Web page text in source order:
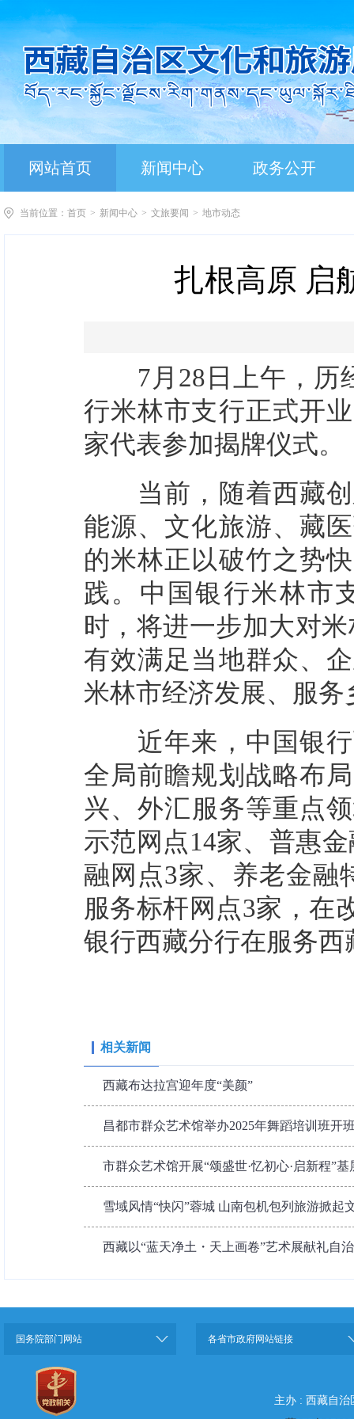
网站首页 新闻中心 政务公开
当前位置： 首页 > 新闻中心 > 文旅要闻 > 地市动态
扎根高原 启
7月28日上午，历经
行米林市支行正式开
家代表参加揭牌仪式。
当前，随着西藏创
能源、文化旅游、藏
的米林正以破竹之势
践。中国银行米林市
时，将进一步加大对
有效满足当地群众、
米林市经济发展、服
近年来，中国银行
全局前瞻规划战略布
兴、外汇服务等重点
示范网点14家、普惠
融网点3家、养老金融
服务标杆网点3家，在
银行西藏分行在服务
相关新闻
西藏布达拉宫迎年度“美颜”
昌都市群众艺术馆举办2025年舞蹈培训班开
市群众艺术馆开展“颂盛世·忆初心·启新程”
雪域风情“快闪”蓉城 山南包机包列旅游掀起
西藏以“蓝天净土・天上画卷”艺术展献礼自
国务院部门网站 各省市政府网站链接
主办 : 西藏自治